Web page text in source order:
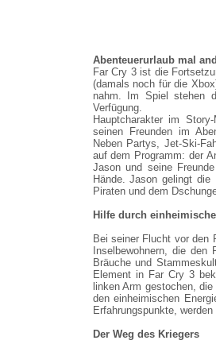
Abenteuerurlaub mal
Far Cry 3 ist die
(damals noch für die
nahm. Im Spiel stehen
Verfügung.
Hauptcharakter im
seinen Freunden im
Neben Partys, Jet-Ski-
auf dem Programm: der
Jason und seine
Hände. Jason gelingt
Piraten und dem
Hilfe durch
Bei seiner Flucht vor den
Inselbewohnern, die
Bräuche und
Element in Far Cry 3
linken Arm gestochen,
den einheimischen
Erfahrungspunkte,
Der Weg des Kriegers